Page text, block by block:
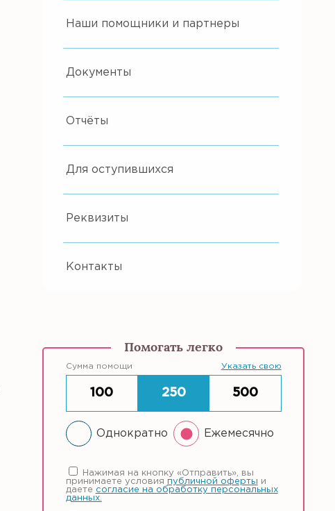
Наши помощники и партнеры
Документы
Отчёты
Для оступившихся
Реквизиты
Контакты
Помогать легко
Сумма помощи Указать свою
100 250 500
Однократно Ежемесячно
Нажимая на кнопку «Отправить», вы
принимаете условия публичной оферты и
даете согласие на обработку персональных
данных.